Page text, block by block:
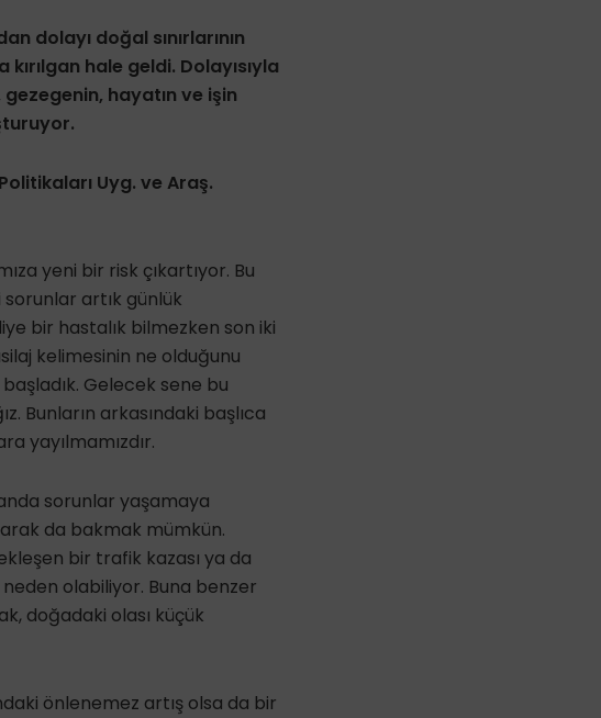
dolayı doğal sınırlarının
hale geldi. Dolayısıyla
hayatın ve işin
Uyg. ve Araş.
yeni bir risk çıkartıyor. Bu
artık günlük
bir hastalık bilmezken son iki
kelimesinin ne olduğunu
Gelecek sene bu
Bunların arkasındaki başlıca
yayılmamızdır.
anda sorunlar yaşamaya
da bakmak mümkün.
bir trafik kazası ya da
olabiliyor. Buna benzer
doğadaki olası küçük
önlenemez artış olsa da bir